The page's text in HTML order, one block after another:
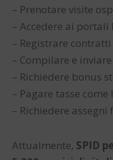
– Prenotare visite
– Accedere ai portali
– Registrare
– Compilare e
– Richiedere bonus
– Pagare tasse
– Richiedere
Attualmente, SPID